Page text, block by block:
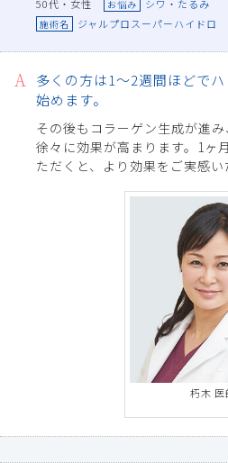
50代・女性 お悩み シワ・たるみ
施術名 ジャルプロスーパーハイドロ
多くの方は1〜2週間ほどで
始めます。
その後もコラーゲン生成が進
徐々に効果が高まります。1ヶ
ただくと、より効果をご実感い
朽木 医